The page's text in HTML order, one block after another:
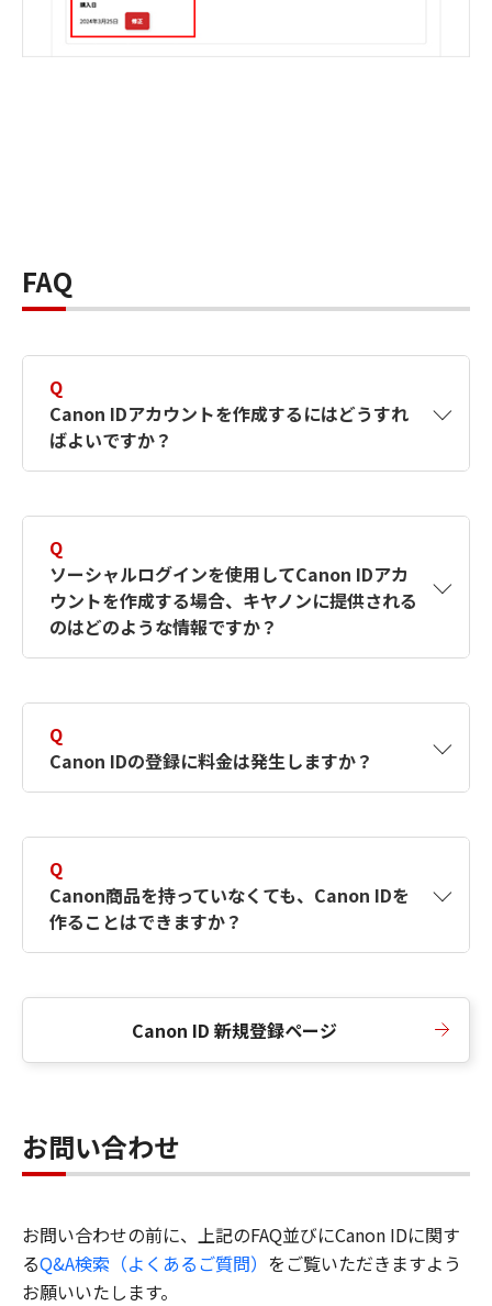
FAQ
Q
Canon IDアカウントを作成するにはどうすれ
ばよいですか？
す。詳しい作成方法は【カメラ】Canon IDとは
何ですか？Canon IDの作成方法は？をご確認く
ださい。
Q
ソーシャルログインを使用してCanon IDアカ
ウントを作成する場合、キヤノンに提供される
のはどのような情報ですか？
択したサービスから取得します。アカウントを
簡単に作成できるように、この情報を使用して
Canon IDの登録フォームを入力します。
Q
Canon IDの登録に料金は発生しますか？
Q
Canon商品を持っていなくても、Canon IDを
作ることはできますか？
Canon ID 新規登録ページ
お問い合わせ
お問い合わせの前に、上記のFAQ並びにCanon IDに関す
るQ&A検索（よくあるご質問） をご覧いただきますよう
お願いいたします。